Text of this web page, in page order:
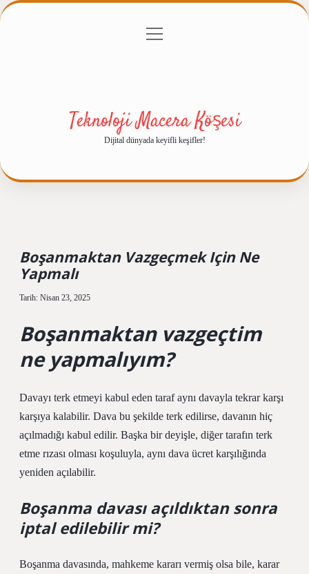
Gizlilik Politikası
menüyü
Teknoloji Macera Köşesi
Dijital dünyada keyifli keşifler!
Boşanmaktan Vazgeçmek Için Ne
Yapmalı
Tarih: Nisan 23, 2025
Boşanmaktan vazgeçtim
ne yapmalıyım?
Davayı terk etmeyi kabul eden taraf aynı davayla tekrar karşı
karşıya kalabilir. Dava bu şekilde terk edilirse, davanın hiç
açılmadığı kabul edilir. Başka bir deyişle, diğer tarafın terk
etme rızası olması koşuluyla, aynı dava ücret karşılığında
yeniden açılabilir.
Boşanma davası açıldıktan sonra
iptal edilebilir mi?
Boşanma davasında, mahkeme kararı vermiş olsa bile, karar